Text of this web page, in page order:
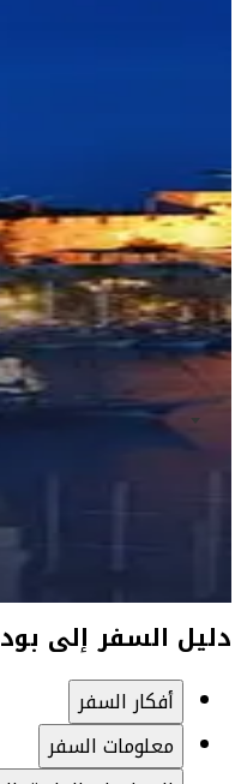
دليل السفر إلى
أفكار السفر
معلومات السفر